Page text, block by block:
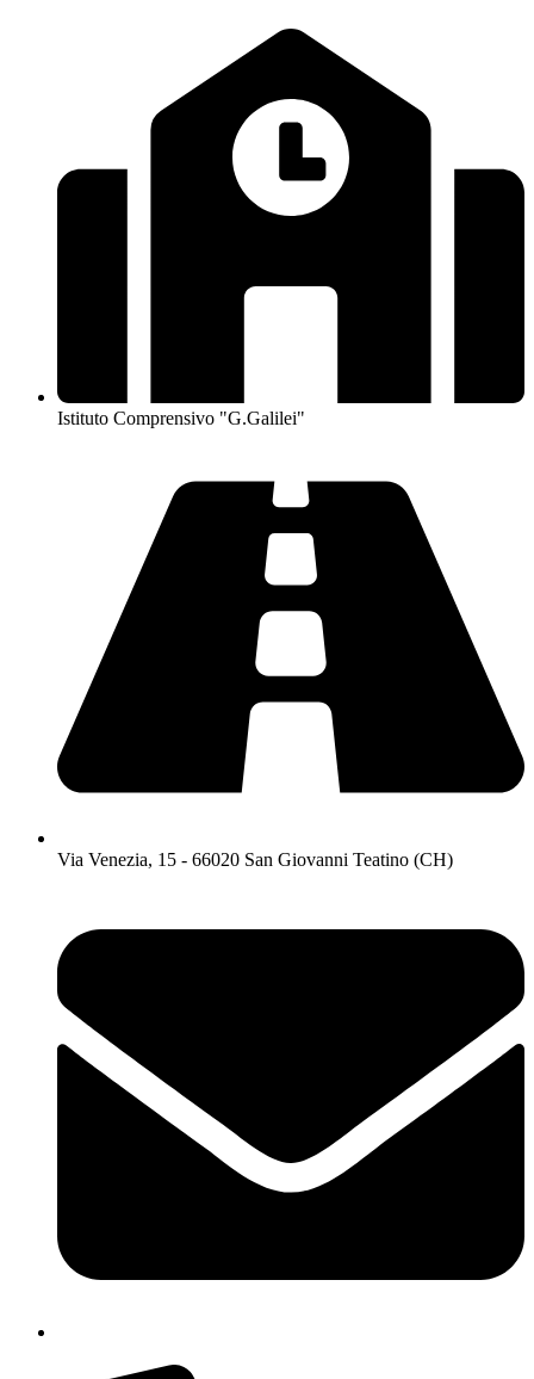
Istituto Comprensivo "G.Galilei"
Via Venezia, 15 - 66020 San Giovanni Teatino (CH)